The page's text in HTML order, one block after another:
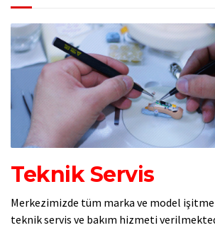
Teknik Servis
Merkezimizde tüm marka ve model
teknik servis ve bakım hizmeti